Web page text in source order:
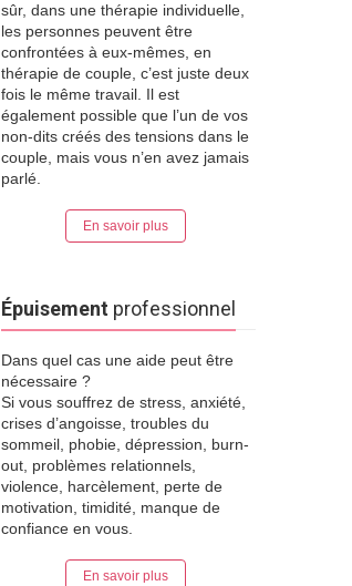
sûr, dans une thérapie individuelle,
les personnes peuvent être
confrontées à eux-mêmes, en
thérapie de couple, c’est juste deux
fois le même travail. Il est
également possible que l’un de vos
non-dits créés des tensions dans le
couple, mais vous n’en avez jamais
parlé.
En savoir plus
Épuisement professionnel
Dans quel cas une aide peut être
nécessaire ?
Si vous souffrez de stress, anxiété,
crises d’angoisse, troubles du
sommeil, phobie, dépression, burn-
out, problèmes relationnels,
violence, harcèlement, perte de
motivation, timidité, manque de
confiance en vous.
En savoir plus